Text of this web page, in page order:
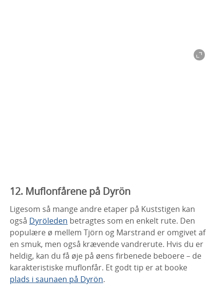
12. Muflonfårene på Dyrön
Ligesom så mange andre etaper på Kuststigen kan
også Dyröleden betragtes som en enkelt rute. Den
populære ø mellem Tjörn og Marstrand er omgivet af
en smuk, men også krævende vandrerute. Hvis du er
heldig, kan du få øje på øens firbenede beboere – de
karakteristiske muflonfår. Et godt tip er at booke
plads i saunaen på Dyrön.